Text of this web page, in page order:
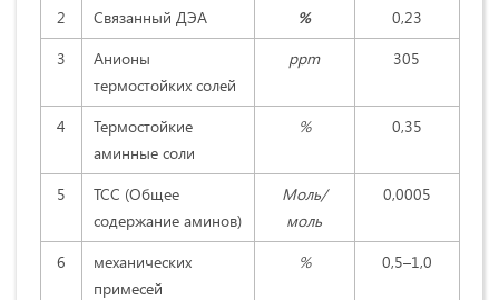
2
Связанный ДЭА %
0,23
3
Анионы
термостойких солей
ppm 305
4
Термостойкие
аминные соли
% 0,35
5
ТСС (Общее
содержание аминов)
Моль/
моль
0,0005
6
механических
примесей
% 0,5–1,0